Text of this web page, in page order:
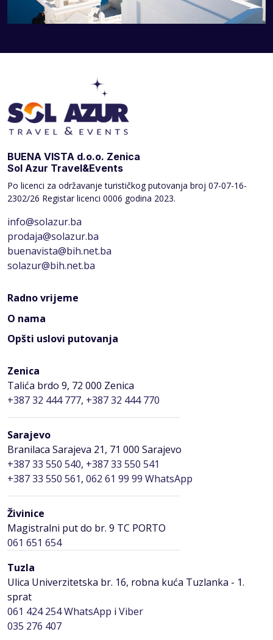
BUENA VISTA d.o.o. Zenica
Sol Azur Travel&Events
Po licenci za održavanje turističkog putovanja broj 07-07-16-
2302/26 Registar licenci 0006 godina 2023.
info@solazur.ba
prodaja@solazur.ba
buenavista@bih.net.ba
solazur@bih.net.ba
Radno vrijeme
O nama
Opšti uslovi putovanja
Zenica
Talića brdo 9, 72 000 Zenica
+387 32 444 777, +387 32 444 770
Sarajevo
Branilaca Sarajeva 21, 71 000 Sarajevo
+387 33 550 540, +387 33 550 541
+387 33 550 561, 062 61 99 99 WhatsApp
Živinice
Magistralni put do br. 9 TC PORTO
061 651 654
Tuzla
Ulica Univerzitetska br. 16, robna kuća Tuzlanka - 1.
sprat
061 424 254WhatsApp i Viber
035 276 407